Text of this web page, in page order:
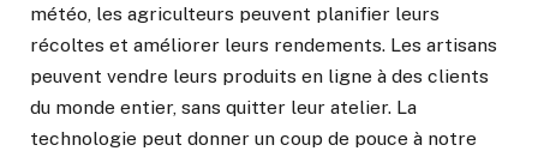
météo, les agriculteurs peuvent planifier leurs
récoltes et améliorer leurs rendements. Les artisans
peuvent vendre leurs produits en ligne à des clients
du monde entier, sans quitter leur atelier. La
technologie peut donner un coup de pouce à notre